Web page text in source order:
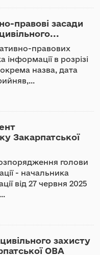
правові засади
правових
інформації в розрізі
назва, дата
Закарпатської
голови
- начальника
від 27 червня 2025
захисту
ОВА